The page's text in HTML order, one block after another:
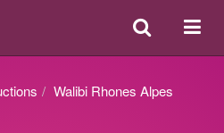
ou
Search
Walibi Rhones Alpes